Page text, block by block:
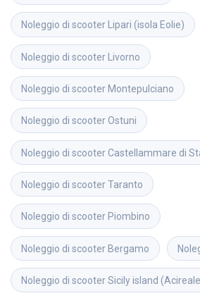
Noleggio di scooter Lipari (isola Eolie)
Noleggio di scooter Livorno
Noleggio di scooter Montepulciano
Noleggio di scooterOstuni
Noleggio di scooterCastellammare di
Noleggio di scooterTaranto
Noleggio di scooter Piombino
Noleggio di scooterBergamo
Noleggio di scooterSicily island